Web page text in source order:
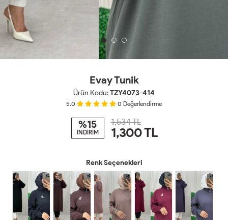
Evay Tunik
Ürün Kodu:TZY4073-414
5.0 0 Değerlendirme
%15
İNDİRİM
1,534 TL
1,300TL
Renk Seçenekleri